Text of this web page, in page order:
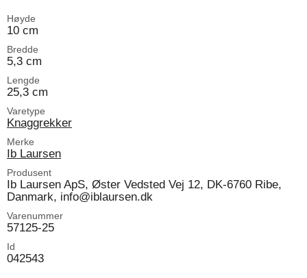
Høyde
10 cm
Bredde
5,3 cm
Lengde
25,3 cm
Varetype
Knaggrekker
Merke
Ib Laursen
Produsent
Ib Laursen ApS, Øster Vedsted Vej 12, DK-6760 Ribe,
Danmark, info@iblaursen.dk
Varenummer
57125-25
Id
042543